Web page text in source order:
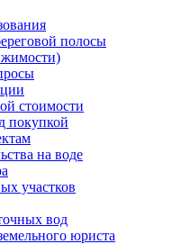
полосы
стоимости
покупкой
на воде
участков
вод
юриста